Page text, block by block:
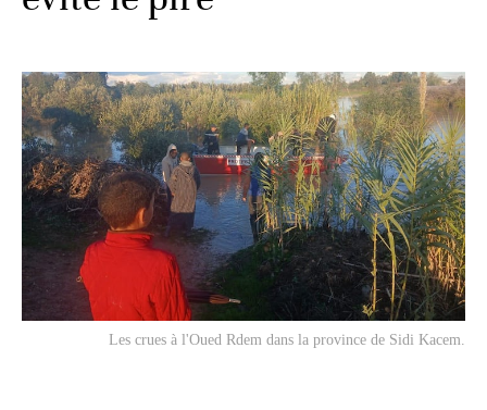
Les crues à l'Oued Rdem dans la province de Sidi Kacem.